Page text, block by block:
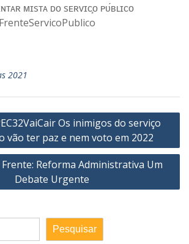
ᴍɪsᴛᴀ ᴅᴏ sᴇʀᴠɪᴄ̧ᴏ ᴘᴜ́ʙʟɪᴄᴏ
2021
Os inimigos do serviço
vão ter paz e nem voto em 2022
Reforma Administrativa Um
Debate Urgente
Pesquisar